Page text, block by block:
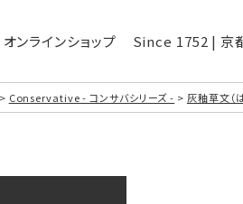
オンラインショップ Since 1752 | 京
Conservative - コンサバシリーズ - 灰釉草文（